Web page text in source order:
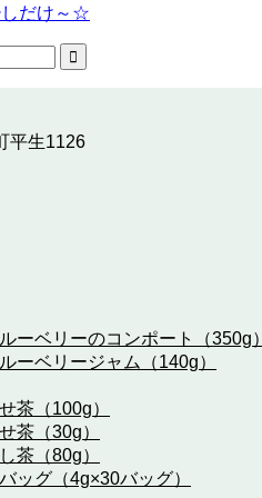
しだけ～☆
平生1126
ーベリーのコンポート（350g）
ーベリージャム（140g）
茶（100g）
茶（30g）
茶（80g）
ッグ（4g×30バッグ）